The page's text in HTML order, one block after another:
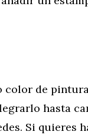
color de
hasta
Si quieres